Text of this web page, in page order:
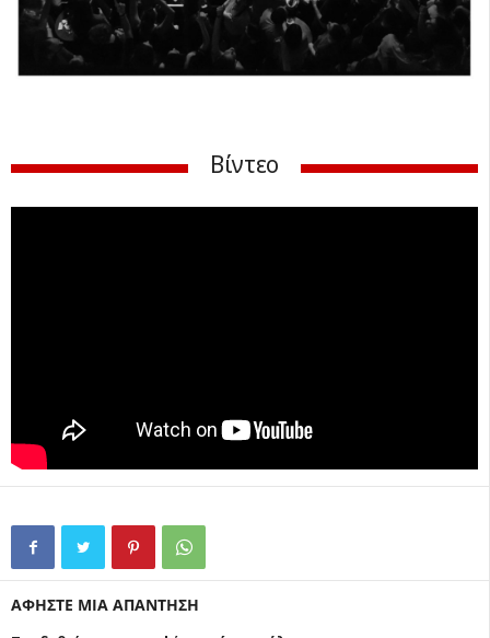
ous
Βίντεο
ΑΦΗΣΤΕ ΜΙΑ ΑΠΑΝΤΗΣΗ